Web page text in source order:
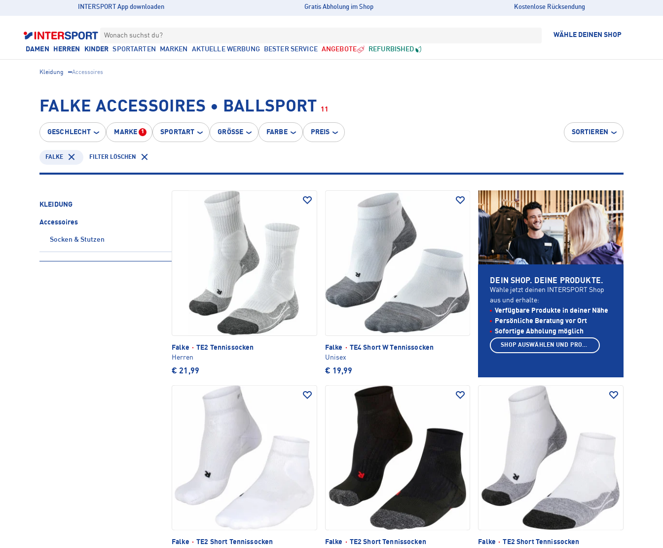
INTERSPORT App downloaden Gratis Abholung im Shop Kostenlose Rücksendung
Wonach suchst du? WÄHLE DEINEN SHOP
DAMEN HERREN KINDER SPORTARTEN MARKEN AKTUELLE WERBUNG BESTER SERVICE ANGEBOTE REFURBISHED
Kleidung Accessoires
FALKE ACCESSOIRES • BALLSPORT 11
GESCHLECHT MARKE 1 SPORTART GRÖSSE FARBE PREIS SORTIEREN
FALKE FILTER LÖSCHEN
KLEIDUNG
Accessoires
Socken & Stutzen
Falke · TE2 Tennissocken
Herren
€ 21,99
Falke · TE4 Short W Tennissocken
Unisex
€ 19,99
Falke · TE2 Short Tennissocken
Falke · TE2 Short Tennissocken
Falke · TE2 Short Tennissocken
DEIN SHOP. DEINE PRODUKTE.
Wähle jetzt deinen INTERSPORT Shop
aus und erhalte:
Verfügbare Produkte in deiner Nähe
Persönliche Beratung vor Ort
Sofortige Abholung möglich
SHOP AUSWÄHLEN UND PRODUKTE ANZEIGEN